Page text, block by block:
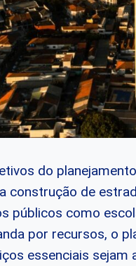
do
construção de
públicos como
por recursos, o
essenciais sejam